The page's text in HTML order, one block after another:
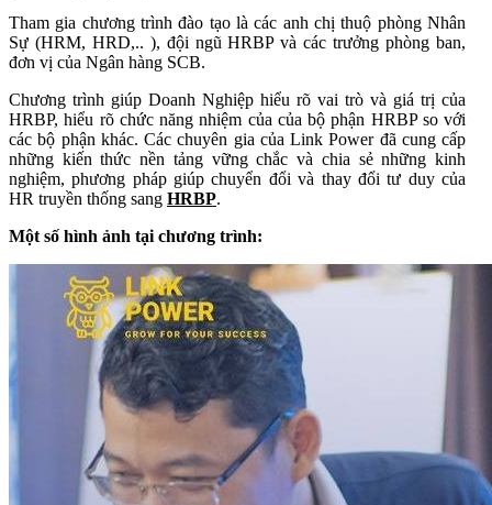
Tham gia chương trình đào tạo là các anh chị thuộ phòng Nhân
Sự (HRM, HRD,.. ), đội ngũ HRBP và các trưởng phòng ban,
đơn vị của Ngân hàng SCB.
Chương trình giúp Doanh Nghiệp hiểu rõ vai trò và giá trị của
HRBP, hiểu rõ chức năng nhiệm của của bộ phận HRBP so với
các bộ phận khác. Các chuyên gia của Link Power đã cung cấp
những kiến thức nền tảng vững chắc và chia sẻ những kinh
nghiệm, phương pháp giúp chuyển đổi và thay đổi tư duy của
HR truyền thống sang HRBP.
Một số hình ảnh tại chương trình: